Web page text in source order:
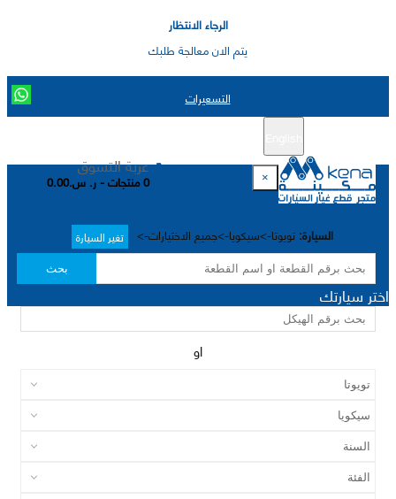
الرجاء الانتظار
يتم الان معالجة طلبك
التسعيرات
عربة التسوق
0 منتجات - ر. س.0.00
السيارة: تويوتا->سيكويا->جميع الاختيارات-> تغير السيارة
بحث
×
اختر سيارتك
او